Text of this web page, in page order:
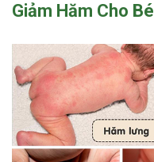
Giảm Hăm Cho Bé